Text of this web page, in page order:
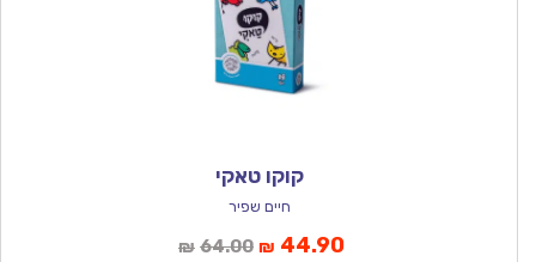
קוקו טאקי
חיים שפיר
₪ 64.00המחיר
₪ 44.90המחיר